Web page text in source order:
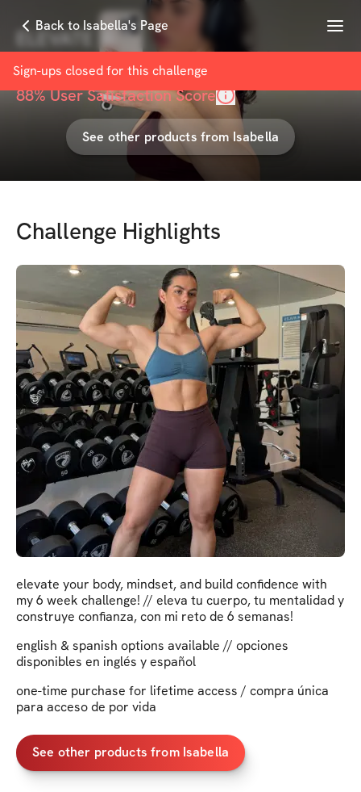
Back to Isabella's Page Menu
Sign-ups closed for this challenge
ELEVATE 🦋
withIsabella
88% User Satisfaction Score
See other products fromIsabella
Challenge Highlights
elevate your body, mindset, and build confidence with
my 6 week challenge! // eleva tu cuerpo, tu mentalidad y
construye confianza, con mi reto de 6 semanas!
english & spanish options available // opciones
disponibles en inglés y español
one-time purchase for lifetime access / compra única
para acceso de por vida
See other products from Isabella